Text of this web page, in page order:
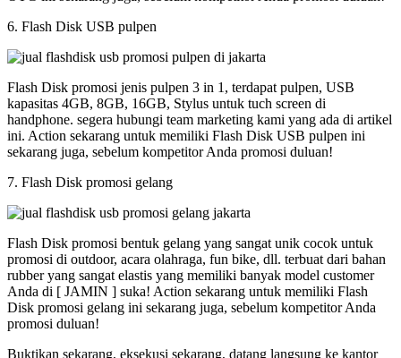
6. Flash Disk USB pulpen
Flash Disk promosi jenis pulpen 3 in 1, terdapat pulpen, USB
kapasitas 4GB, 8GB, 16GB, Stylus untuk tuch screen di
handphone. segera hubungi team marketing kami yang ada di artikel
ini. Action sekarang untuk memiliki Flash Disk USB pulpen ini
sekarang juga, sebelum kompetitor Anda promosi duluan!
7. Flash Disk promosi gelang
Flash Disk promosi bentuk gelang yang sangat unik cocok untuk
promosi di outdoor, acara olahraga, fun bike, dll. terbuat dari bahan
rubber yang sangat elastis yang memiliki banyak model customer
Anda di [ JAMIN ] suka! Action sekarang untuk memiliki Flash
Disk promosi gelang ini sekarang juga, sebelum kompetitor Anda
promosi duluan!
Buktikan sekarang, eksekusi sekarang, datang langsung ke kantor